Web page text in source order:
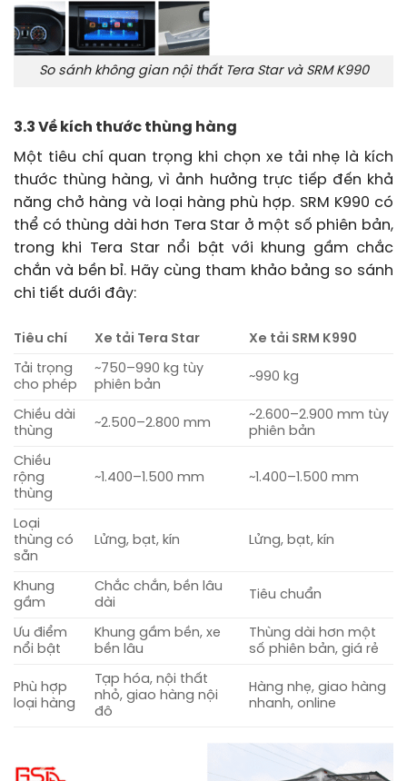
So sánh không gian nội thất Tera Star và SRM K990
3.3 Về kích thước thùng hàng
Một tiêu chí quan trọng khi chọn xe tải nhẹ là kích
thước thùng hàng, vì ảnh hưởng trực tiếp đến khả
năng chở hàng và loại hàng phù hợp. SRM K990 có
thể có thùng dài hơn Tera Star ở một số phiên bản,
trong khi Tera Star nổi bật với khung gầm chắc
chắn và bền bỉ. Hãy cùng tham khảo bảng so sánh
chi tiết dưới đây:
Tiêu chí Xe tải Tera Star Xe tải SRM K990
Tải trọng
cho phép
~750–990 kg tùy
phiên bản
~990 kg
Chiều dài
thùng
~2.500–2.800 mm
~2.600–2.900 mm tùy
phiên bản
Chiều
rộng
thùng
~1.400–1.500 mm ~1.400–1.500 mm
Loại
thùng có
sẵn
Lửng, bạt, kín Lửng, bạt, kín
Khung
gầm
Chắc chắn, bền lâu
dài
Tiêu chuẩn
Ưu điểm
nổi bật
Khung gầm bền, xe
bền lâu
Thùng dài hơn một
số phiên bản, giá rẻ
Phù hợp
loại hàng
Tạp hóa, nội thất
nhỏ, giao hàng nội
đô
Hàng nhẹ, giao hàng
nhanh, online